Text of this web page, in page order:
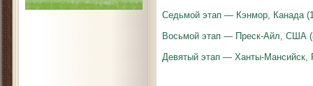
Седьмой этап — Кэнмор, Канада
Восьмой этап — Преск-Айл, США
Девятый этап — Ханты-Мансийск,